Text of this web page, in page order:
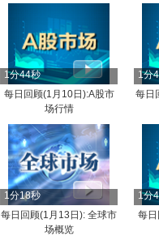
1分44秒
每日回顾(1月10日):A股市
场行情
1分
每日
1分18秒
每日回顾(1月13日): 全球市
场概览
1分
每